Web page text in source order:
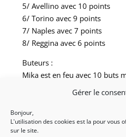
Gérer le
Bonjour,
L'utilisation des cookies est la pour vous
sur le site.
5/ Avellino avec 10 points
6/ Torino avec 9 points
7/ Naples avec 7 points
8/ Reggina avec 6 points
Buteurs :
Mika est en feu avec 10 buts
Nous vous donnons déjà
pour un nouveau